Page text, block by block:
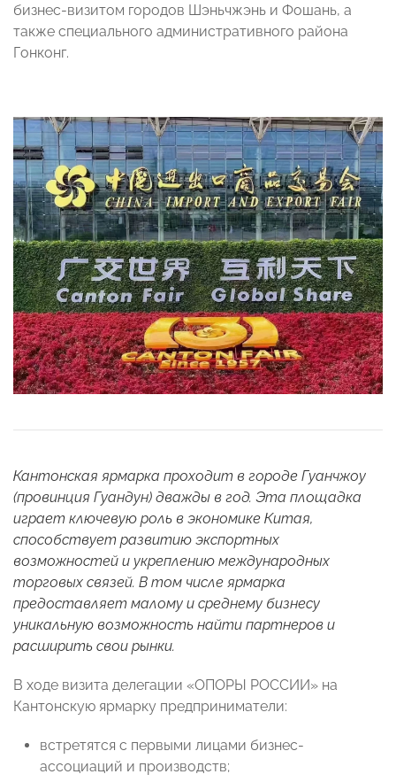
бизнес-визитом городов Шэньчжэнь и Фошань, а
также специального административного района
Гонконг.
Кантонская ярмарка проходит в городе Гуанчжоу
(провинция Гуандун) дважды в год. Эта площадка
играет ключевую роль в экономике Китая,
способствует развитию экспортных
возможностей и укреплению международных
торговых связей. В том числе ярмарка
предоставляет малому и среднему бизнесу
уникальную возможность найти партнеров и
расширить свои рынки.
В ходе визита делегации «ОПОРЫ РОССИИ» на
Кантонскую ярмарку предприниматели:
встретятся с первыми лицами бизнес-
ассоциаций и производств;